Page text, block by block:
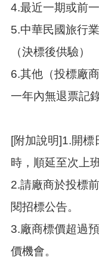
4.最近一期或前
5.中華民國旅行
（決標後供驗）
6.其他（投標廠
一年內無退票記
[附加說明]1.開標
時，順延至次上
2.請廠商於投標
閱招標公告。
3.廠商標價超過
價機會。